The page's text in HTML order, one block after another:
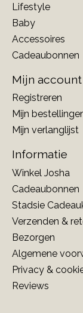
Lifestyle
Baby
Accessoires
Cadeaubonnen
Mijn account
Registreren
Mijn
Mijn verlanglijst
Informatie
Winkel Josha
Cadeaubonnen
Stadsie
Verzenden &
Bezorgen
Algemene
Privacy &
Reviews